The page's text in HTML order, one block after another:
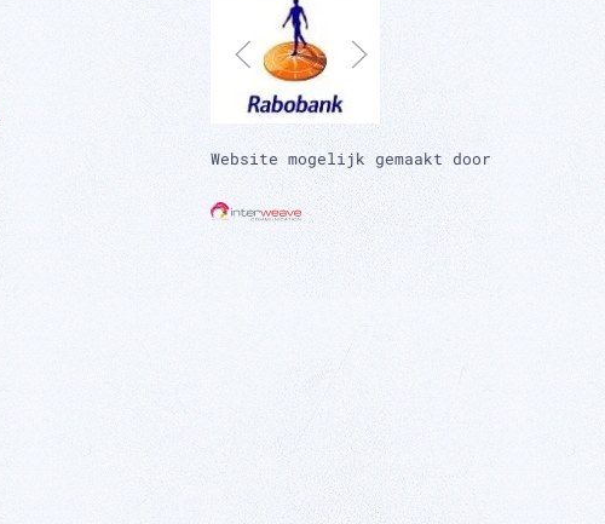
Website mogelijk gemaakt door